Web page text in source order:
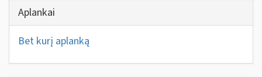
Aplankai
Bet kurį aplanką